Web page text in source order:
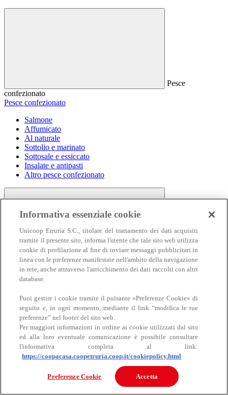
Pesce
confezionato
Pesce confezionato
Salmone
Affumicato
Al naturale
Sottolio e marinato
Sottosale e essiccato
Insalate e antipasti
Altro pesce confezionato
Carne
Carne
Bovino
Informativa essenziale cookie
Unicoop Etruria S.C., titolare del trattamento dei dati acquisiti
tramite il presente sito, informa l'utente che tale sito web utilizza
cookie di profilazione al fine di inviare messaggi pubblicitari in
linea con le preferenze manifestate nell'ambito della navigazione
in rete, anche attraverso l'arricchimento dei dati raccolti con altri
database.
Puoi gestire i cookie tramite il pulsante «Preferenze Cookie» di
seguito e, in ogni momento, mediante il link “modifica le tue
preferenze” nel footer del sito web.
Per maggiori informazioni in ordine ai cookie utilizzati dal sito
ed alla loro eventuale comunicazione è possibile consultare
l'informativa completa al link:
https://coopacasa.coopetruria.coop.it/cookiepolicy.html
Preferenze Cookie Accetta